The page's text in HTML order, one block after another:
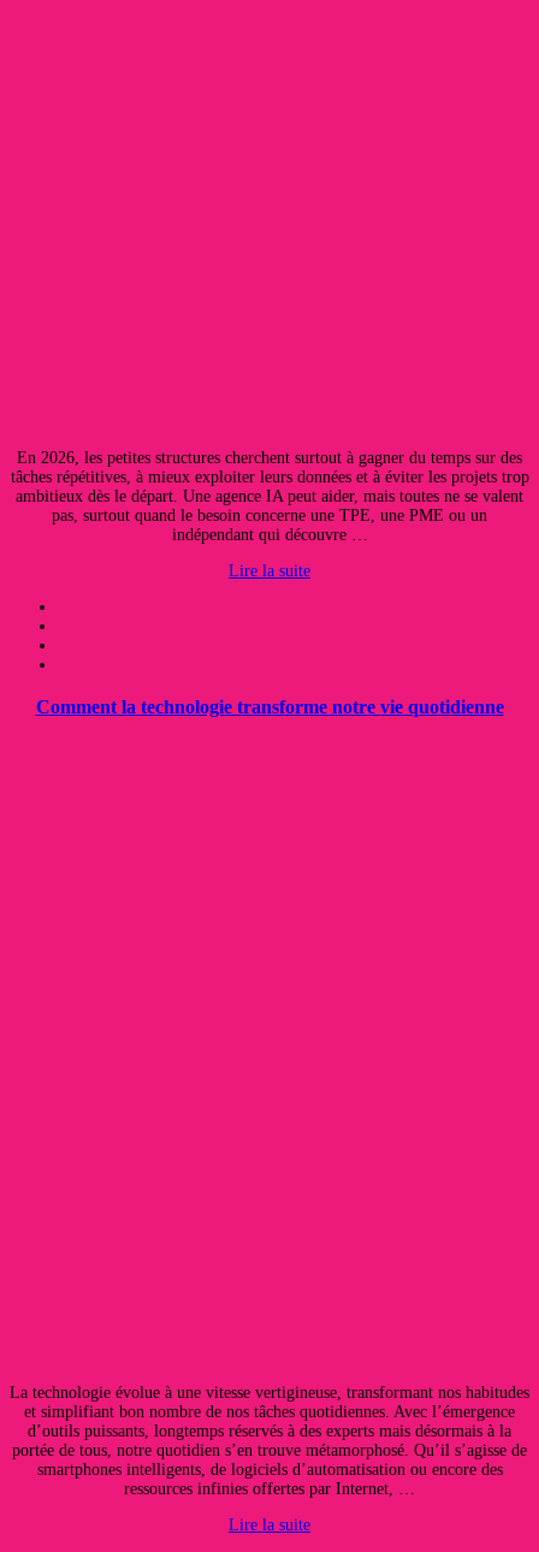
En 2026, les petites structures cherchent surtout à gagner du temps sur des
tâches répétitives, à mieux exploiter leurs données et à éviter les projets trop
ambitieux dès le départ. Une agence IA peut aider, mais toutes ne se valent
pas, surtout quand le besoin concerne une TPE, une PME ou un
indépendant qui découvre …
Lire la suite
Comment la technologie transforme notre vie quotidienne
La technologie évolue à une vitesse vertigineuse, transformant nos habitudes
et simplifiant bon nombre de nos tâches quotidiennes. Avec l’émergence
d’outils puissants, longtemps réservés à des experts mais désormais à la
portée de tous, notre quotidien s’en trouve métamorphosé. Qu’il s’agisse de
smartphones intelligents, de logiciels d’automatisation ou encore des
ressources infinies offertes par Internet, …
Lire la suite